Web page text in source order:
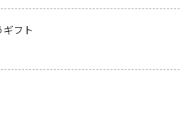
フト